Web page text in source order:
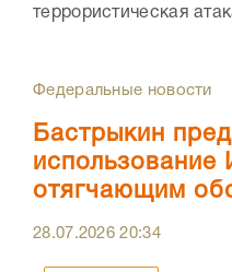
террористическая
Федеральные новости
Бастрыкин
использование
отягчающим
28.07.202620:34